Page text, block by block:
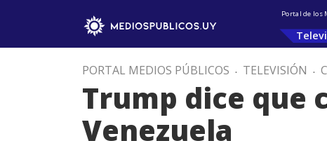
Portal de los
PORTAL MEDIOS PÚBLICOS . TELEVISIÓN .
Trump dice que
Venezuela